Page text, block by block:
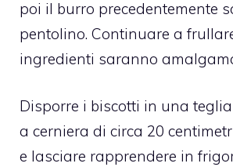
poi il burro precedentemente
pentolino. Continuare a
ingredienti saranno
Disporre i biscotti in una
a cerniera di circa 20
e lasciare rapprendere in